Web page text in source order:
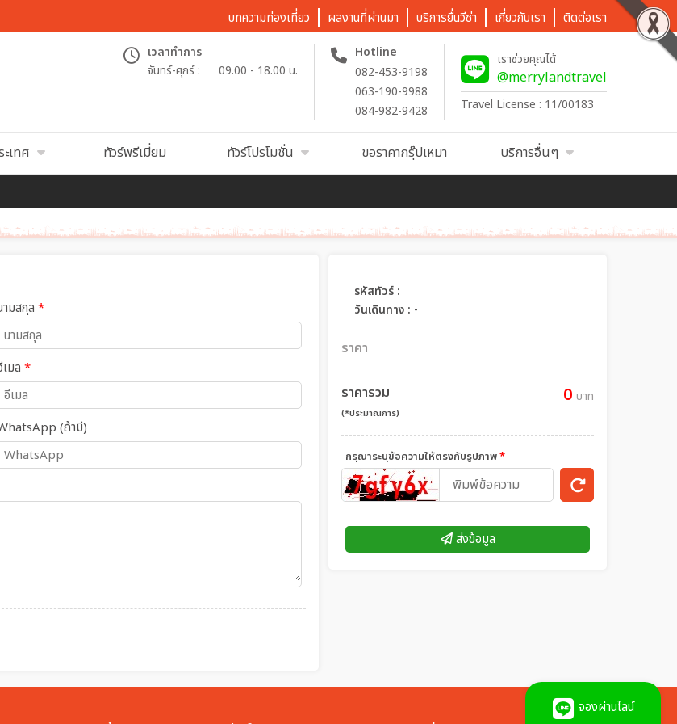
บทความท่องเที่ยว ผลงานที่ผ่านมา บริการยื่นวีซ่า เกี่ยวกับเรา ติดต่อเรา
เวลาทำการ
จันทร์-ศุกร์ :
09.00 - 18.00 น.
Hotline
082-453-9198
063-190-9988
084-982-9428
เราช่วยคุณได้
@merrylandtravel
Travel License : 11/00183
เทศ ทัวร์พรีเมี่ยม ทัวร์โปรโมชั่น ขอราคากรุ๊ปเหมา บริการอื่นๆ
มสกุล *
มล *
(ถ้ามี)
รหัสทัวร์ :
วันเดินทาง : -
ราคา
ราคารวม
(*ประมาณการ)
0 บาท
กรุณาระบุข้อความให้ตรงกับรูปภาพ*
ส่งข้อมูล
จองผ่านไลน์